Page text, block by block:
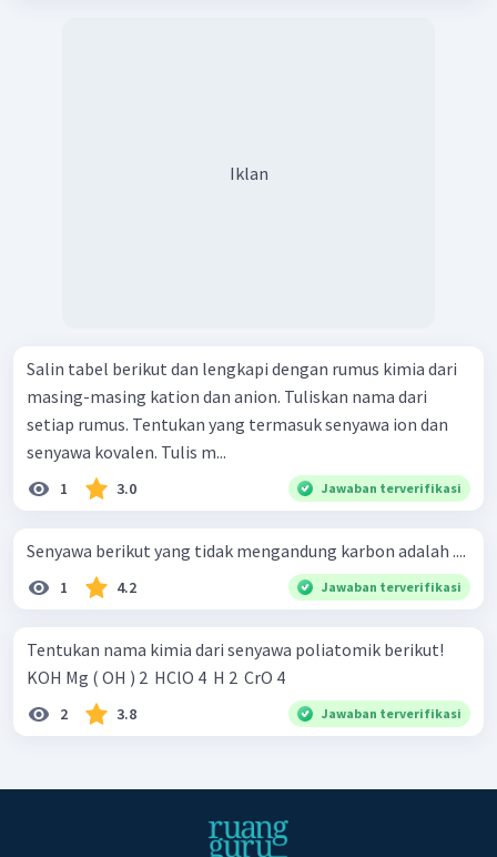
Iklan
Salin tabel berikut dan lengkapi dengan rumus kimia dari
masing-masing kation dan anion. Tuliskan nama dari
setiap rumus. Tentukan yang termasuk senyawa ion dan
senyawa kovalen. Tulis m...
1 3.0 Jawaban terverifikasi
Senyawa berikut yang tidak mengandung karbon adalah ....
1 4.2 Jawaban terverifikasi
Tentukan nama kimia dari senyawa poliatomik berikut!
KOH Mg ( OH ) 2 ​ HClO 4 ​ H 2 ​ CrO 4 ​
2 3.8 Jawaban terverifikasi